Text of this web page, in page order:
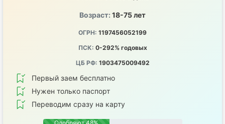
Возраст: 18-75 лет
ОГРН: 1197456052199
ПСК: 0-292% годовых
ЦБ РФ: 1903475009492
Первый заем бесплатно
Нужен только паспорт
Переводим сразу на карту